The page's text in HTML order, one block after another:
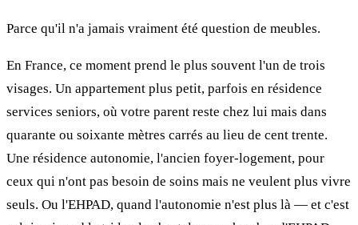
Parce qu'il n'a jamais vraiment été question de meubles.
En France, ce moment prend le plus souvent l'un de trois
visages. Un appartement plus petit, parfois en résidence
services seniors, où votre parent reste chez lui mais dans
quarante ou soixante mètres carrés au lieu de cent trente.
Une résidence autonomie, l'ancien foyer-logement, pour
ceux qui n'ont pas besoin de soins mais ne veulent plus vivre
seuls. Ou l'EHPAD, quand l'autonomie n'est plus là — et c'est